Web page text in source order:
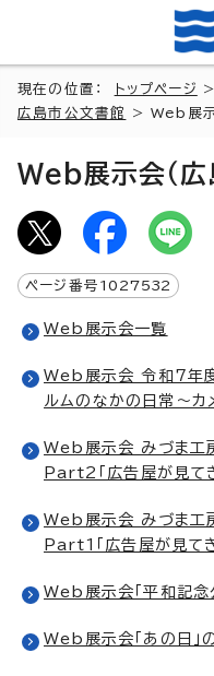
現在の位置： トップページ
広島市公文書館
> Web展示
Web展示会（広
ページ番号 1027532
Web展示会一覧
Web展示会 令和7年度
ルムのなかの日常～カ
Web展示会 みづま工
Part2「広告屋が見て
Web展示会 みづま工
Part1「広告屋が見て
Web展示会「平和記念
Web展示会「あの日」